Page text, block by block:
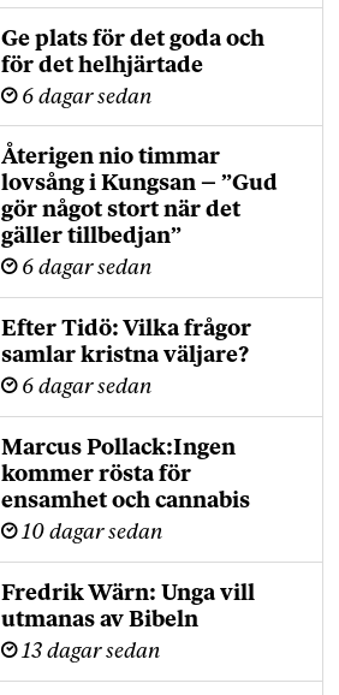
Ge plats för det goda och
för det helhjärtade
6 dagar sedan
Återigen nio timmar
lovsång i Kungsan – ”Gud
gör något stort när det
gäller tillbedjan”
6 dagar sedan
Efter Tidö: Vilka frågor
samlar kristna väljare?
6 dagar sedan
Marcus Pollack:Ingen
kommer rösta för
ensamhet och cannabis
10 dagar sedan
Fredrik Wärn: Unga vill
utmanas av Bibeln
13 dagar sedan